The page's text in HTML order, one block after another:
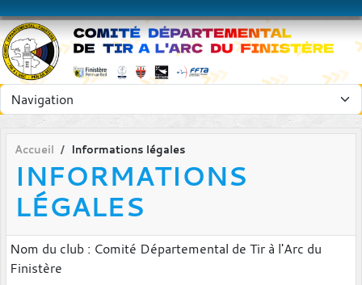
Accueil Informations légales
INFORMATIONS
LÉGALES
Nom du club : Comité Départemental de Tir à l'Arc du
Finistère
Panneau de gestion des cookies